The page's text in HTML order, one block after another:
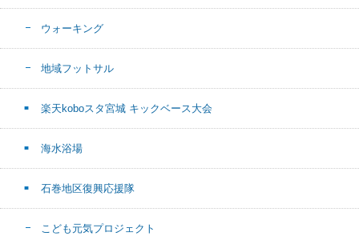
ウォーキング
地域フットサル
楽天koboスタ宮城 キックベース大会
海水浴場
石巻地区復興応援隊
こども元気プロジェクト